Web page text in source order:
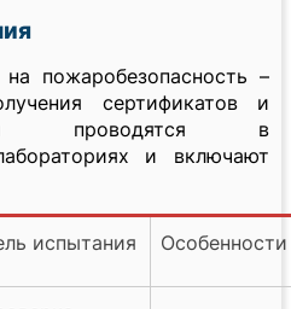
пожаробезопасность –
сертификатов и
проводятся в
и включают
испытания Особенности